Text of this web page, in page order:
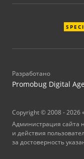
Разработано
Promobug Digital
Copyright © 2008 - 2026
Администрация сайта
и действия
за достоверность